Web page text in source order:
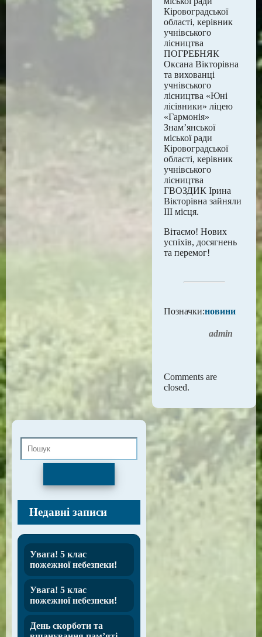
Кіровоградської
області, керівник
учнівського
лісництва
ПОГРЕБНЯК
Оксана Вікторівна
та вихованці
учнівського
лісництва «Юні
лісівники» ліцею
«Гармонія»
Знам’янської
міської ради
Кіровоградської
області, керівник
учнівського
лісництва
ГВОЗДИК Ірина
Вікторівна зайняли
ІІІ місця.
Вітаємо! Нових
успіхів, досягнень
та перемог!
Позначки:новини
admin
Comments are
closed.
Недавні записи
Увага! 5 клас
пожежної небезпеки!
Увага! 5 клас
пожежної небезпеки!
День скорботи та